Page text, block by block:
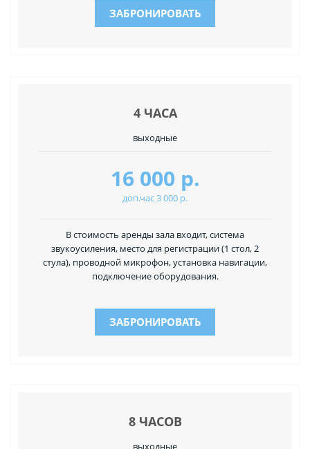
ЗАБРОНИРОВАТЬ
4 ЧАСА
выходные
16 000 р.
доп.час 3 000 р.
В стоимость аренды зала входит, система
звукоусиления, место для регистрации (1 стол, 2
стула), проводной микрофон, установка навигации,
подключение оборудования.
ЗАБРОНИРОВАТЬ
8 ЧАСОВ
выходные